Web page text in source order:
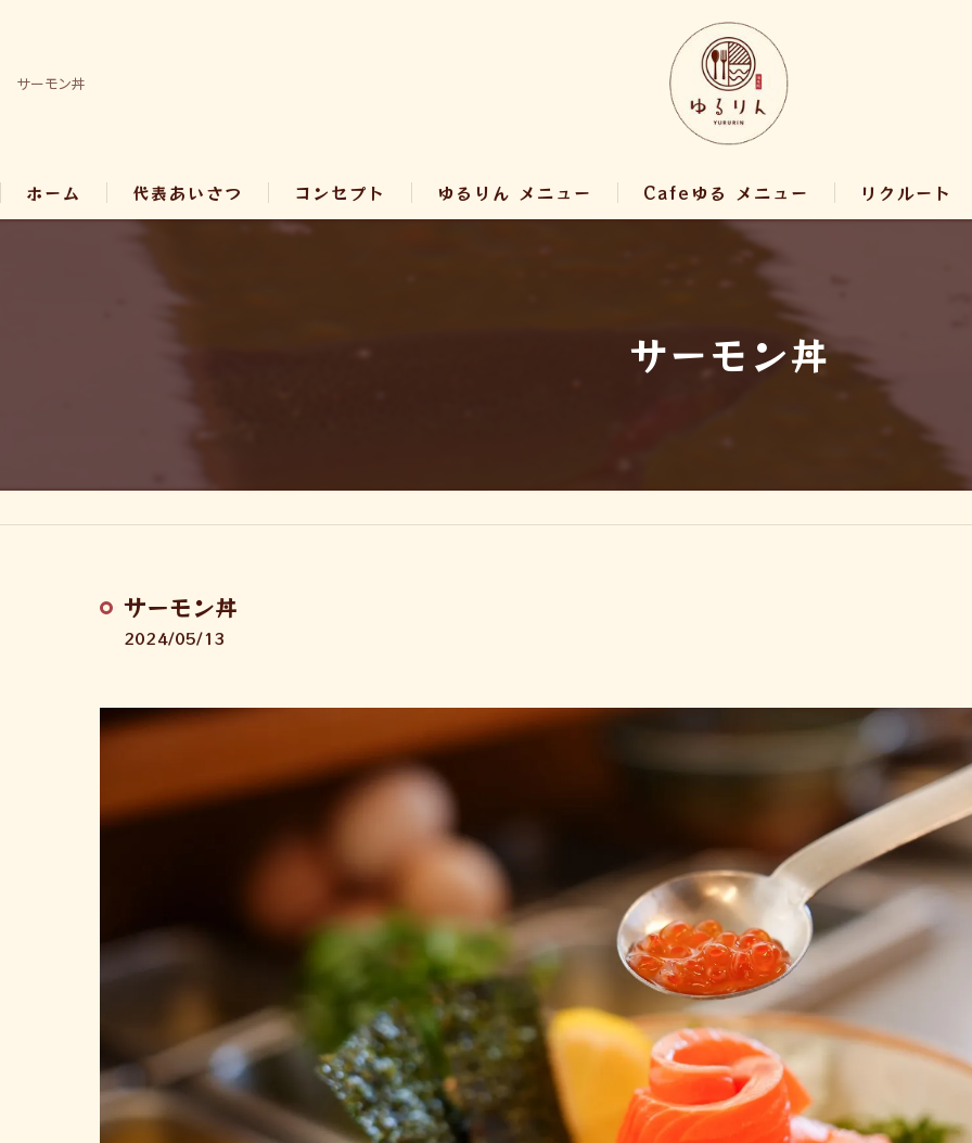
サーモン丼
ホーム 代表あいさつ コンセプト ゆるりん メニュー Cafeゆる メニュー リクルート
サーモン丼
サーモン丼
2024/05/13